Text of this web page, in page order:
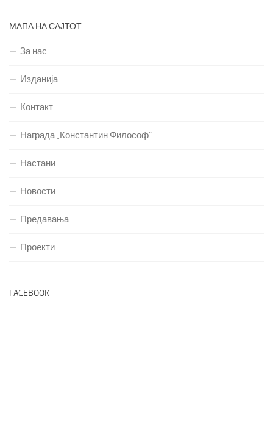
МАПА НА САЈТОТ
За нас
Изданија
Контакт
Награда „Константин Философ“
Настани
Новости
Предавања
Проекти
FACEBOOK